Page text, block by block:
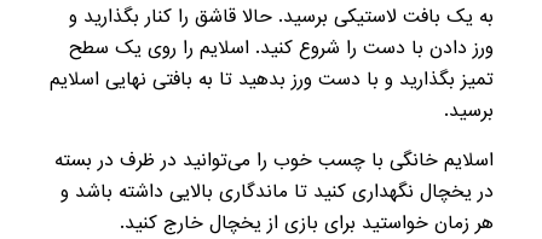
به یک بافت لاستیکی برسید. حالا قاشق را کنار بگذارید و
ورز دادن با دست را شروع کنید. اسلایم را روی یک سطح
تمیز بگذارید و با دست ورز بدهید تا به بافتی نهایی اسلایم
برسید.
اسلایم خانگی با چسب خوب را می‌توانید در ظرف در بسته
در یخچال نگهداری کنید تا ماندگاری بالایی داشته باشد و
هر زمان خواستید برای بازی از یخچال خارج کنید.